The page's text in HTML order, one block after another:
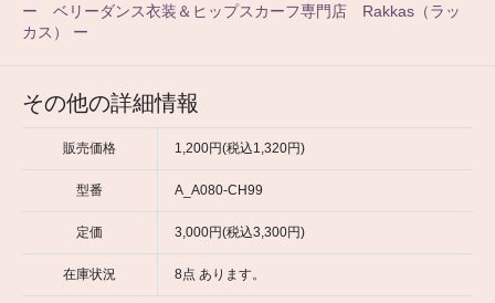
ー ベリーダンス衣装＆ヒップスカーフ専門店 Rakkas（ラッ
カス） ー
その他の詳細情報
販売価格 1,200円(税込1,320円)
型番 A_A080-CH99
定価 3,000円(税込3,300円)
在庫状況 8点 あります。